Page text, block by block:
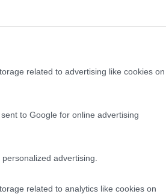
related to advertising like cookies on
to Google for online advertising
advertising.
related to analytics like cookies on
questa utenza non dovrebbero
con un relè su D+ dell'alternatore...